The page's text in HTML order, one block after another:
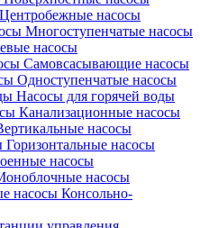
Центробежные насосы
Многоступенчатые насосы
насосы
Самовсасывающие насосы
Одноступенчатые насосы
Насосы для горячей воды
Канализационные насосы
насосы
Горизонтальные насосы
насосы
насосы
Консольно-